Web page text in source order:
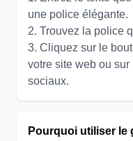
une police élégante.
2. Trouvez la police
3. Cliquez sur le
votre site web ou
sociaux.
Pourquoi utiliser le